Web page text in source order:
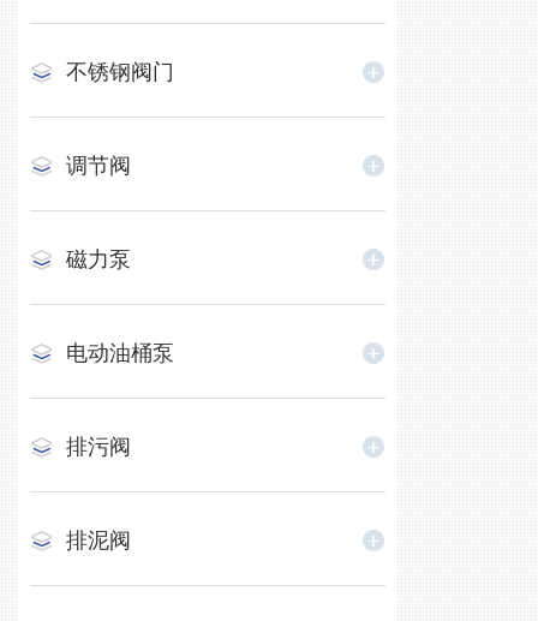
不锈钢阀门
调节阀
磁力泵
电动油桶泵
排污阀
排泥阀